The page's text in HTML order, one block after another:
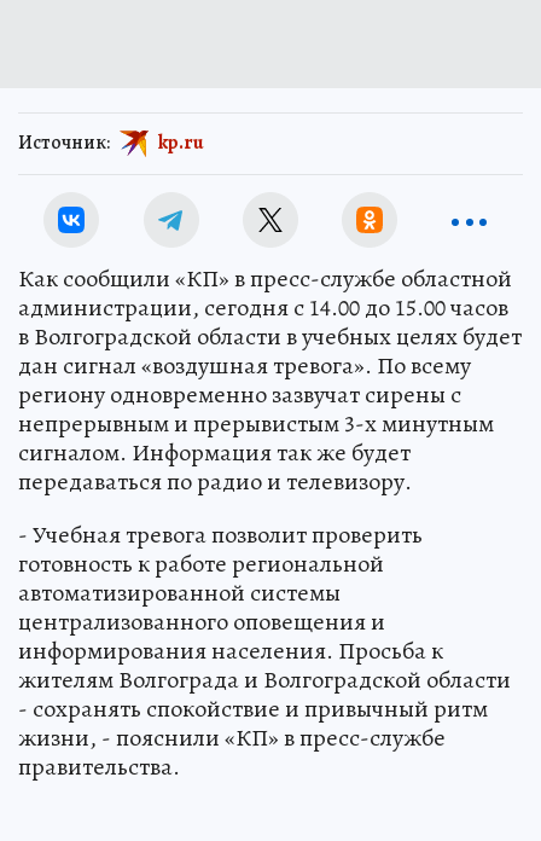
Источник: kp.ru
Как сообщили «КП» в пресс-службе областной
администрации, сегодня с 14.00 до 15.00 часов
в Волгоградской области в учебных целях будет
дан сигнал «воздушная тревога». По всему
региону одновременно зазвучат сирены с
непрерывным и прерывистым 3-х минутным
сигналом. Информация так же будет
передаваться по радио и телевизору.
- Учебная тревога позволит проверить
готовность к работе региональной
автоматизированной системы
централизованного оповещения и
информирования населения. Просьба к
жителям Волгограда и Волгоградской области
- сохранять спокойствие и привычный ритм
жизни, - пояснили «КП» в пресс-службе
правительства.